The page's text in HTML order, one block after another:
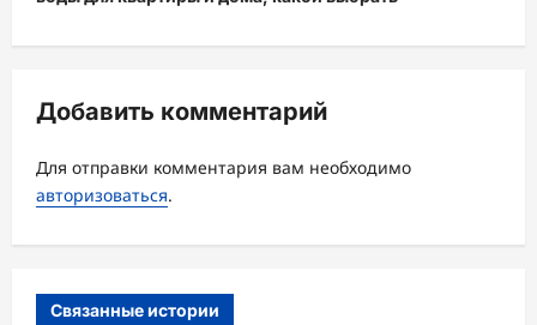
а
ц
я
з
а
Добавить комментарий
Для отправки комментария вам необходимо
авторизоваться.
Связанные истории